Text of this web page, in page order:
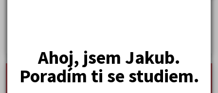
Ahoj, jsem Jakub.
Poradím ti se studiem.
nejnovější seminárky, maturitní otázky a čtenářsky
deník